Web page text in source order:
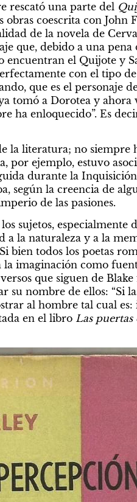
rescató una parte del
obras coescrita con John
de la novela de
que, debido a una pena
encuentran el Quijote y
con el tipo
que es el personaje
tomó a Dorotea y ahora
ha enloquecido”. Es
la literatura; no siempre
por ejemplo, estuvo
durante la
según la creencia de
de las pasiones.
sujetos, especialmente
a la naturaleza y a la
bien todos los poetas
la imaginación como
que siguen de
su nombre de ellos: “Si
al hombre tal cual es:
en el libro Las puertas